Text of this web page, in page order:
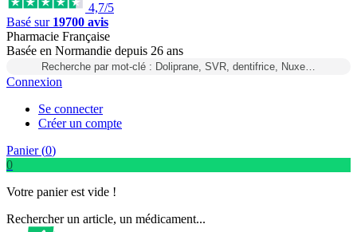
4,7/5
Basé sur 19700 avis
Pharmacie Française
Basée en Normandie depuis 26 ans
Recherche par mot-clé : Doliprane, SVR, dentifrice, Nuxe…
Connexion
Se connecter
Créer un compte
Panier (0)
0
Votre panier est vide !
Rechercher un article, un médicament...